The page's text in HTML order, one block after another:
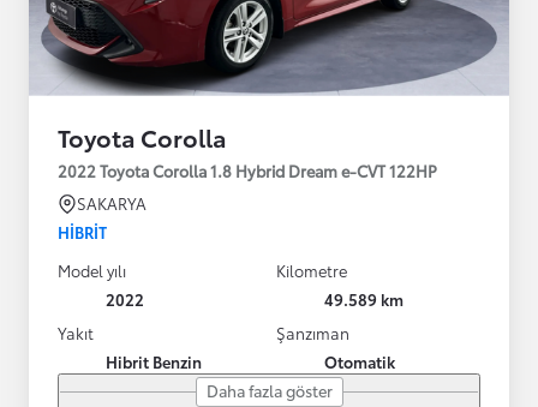
Toyota Corolla
2022 Toyota Corolla 1.8 Hybrid Dream e-CVT 122HP
SAKARYA
HIBRIT
Model yılı
2022
Kilometre
49.589 km
Yakıt
Hibrit Benzin
Şanzıman
Otomatik
Daha fazla göster